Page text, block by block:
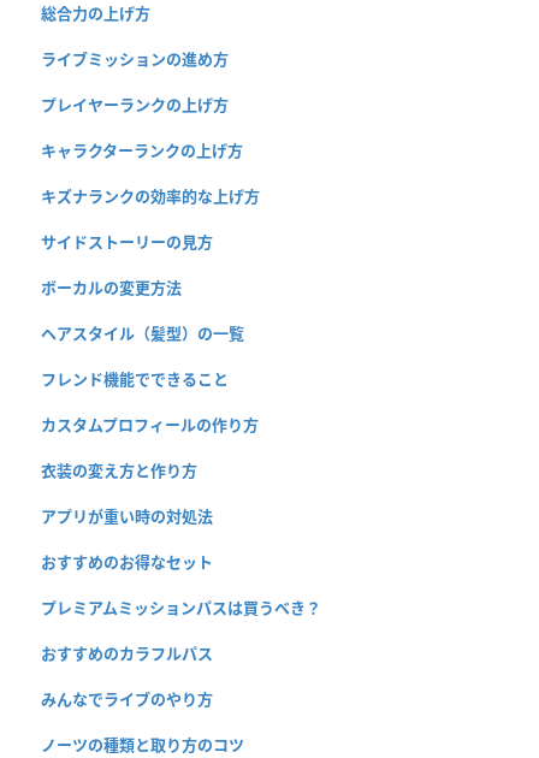
総合力の上げ方
ライブミッションの進め方
プレイヤーランクの上げ方
キャラクターランクの上げ方
キズナランクの効率的な上げ方
サイドストーリーの見方
ボーカルの変更方法
ヘアスタイル（髪型）の一覧
フレンド機能でできること
カスタムプロフィールの作り方
衣装の変え方と作り方
アプリが重い時の対処法
おすすめのお得なセット
プレミアムミッションパスは買うべき？
おすすめのカラフルパス
みんなでライブのやり方
ノーツの種類と取り方のコツ